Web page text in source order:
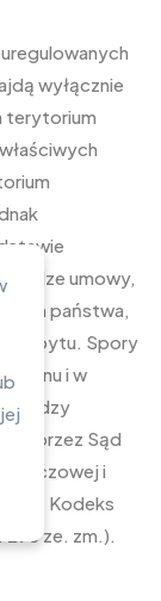
wyłącznie
terytorium
umowy,
państwa,
pobytu. Spory
i w
między
przez Sąd
rzeczowej i
r. Kodeks
ze. zm.).